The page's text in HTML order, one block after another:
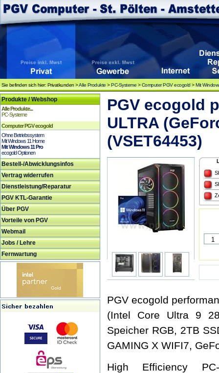
Sie befinden sich hier: Privatkunden >Alle Produkte >PC-Systeme >Computer PGV ecogold >Mit
Produkte / Webshop
Alle Produkte...
PC-Systeme
Computer PGV ecogold
Ohne Betriebssystem
Mit Windows 11 Home
Mit Windows 11 Pro
ecogold Optionen
Bestell-/Abwicklungsinfos
Vertrag widerrufen
Dienstleistung/Reparatur
PGV KTL-Garantie
Über PGV
Vorteile von PGV
Webmail
Jobs / Lehre
Fernwartung
PGV ecogold
ULTRA
(VSET64453)
PGV ecogold
(Intel Core Ultra 9
Speicher RGB, 2TB
GAMING X WIFI7,
High Efficiency